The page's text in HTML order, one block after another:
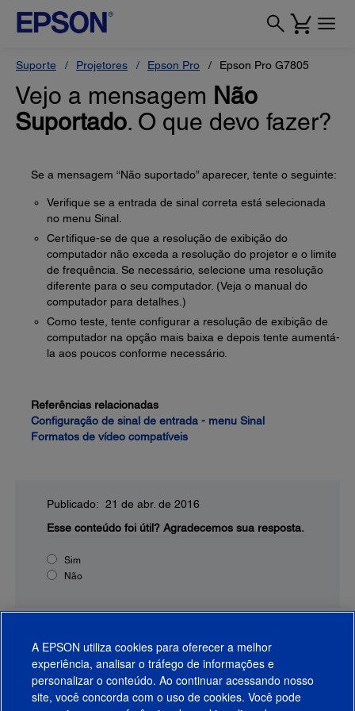
Suporte Projetores Epson Pro Epson Pro G7805
Vejo a mensagem Não
Suportado. O que devo fazer?
Se a mensagem “Não suportado” aparecer, tente o seguinte:
Verifique se a entrada de sinal correta está selecionada
no menu Sinal.
Certifique-se de que a resolução de exibição do
computador não exceda a resolução do projetor e o limite
de frequência. Se necessário, selecione uma resolução
diferente para o seu computador. (Veja o manual do
computador para detalhes.)
Como teste, tente configurar a resolução de exibição de
computador na opção mais baixa e depois tente aumentá-
la aos poucos conforme necessário.
Referências relacionadas
Configuração de sinal de entrada - menu Sinal
Formatos de vídeo compatíveis
Publicado: 21 de abr. de 2016
Esse conteúdo foi útil? Agradecemos sua resposta.
Sim
Não
A EPSON utiliza cookies para oferecer a melhor
experiência, analisar o tráfego de informações e
personalizar o conteúdo. Ao continuar acessando nosso
site, você concorda com o uso de cookies. Você pode